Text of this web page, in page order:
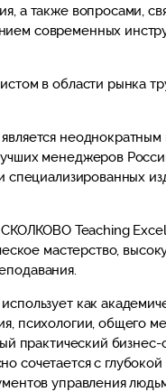
а также вопросами,
современных
в области рынка
менеджеров
специализированных
СКОЛКОВО Teaching
мастерство,
как
психологии, общего
практический бизнес-
сочетается с глубокой
управления